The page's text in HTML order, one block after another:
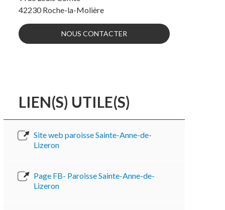
42230 Roche-la-Molière
NOUS CONTACTER
LIEN(S) UTILE(S)
Site web paroisse Sainte-Anne-de-
Lizeron
Page FB- Paroisse Sainte-Anne-de-
Lizeron